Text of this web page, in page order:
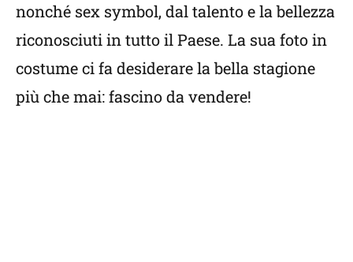
nonché sex symbol, dal talento e la bellezza
riconosciuti in tutto il Paese. La sua foto in
costume ci fa desiderare la bella stagione
più che mai: fascino da vendere!